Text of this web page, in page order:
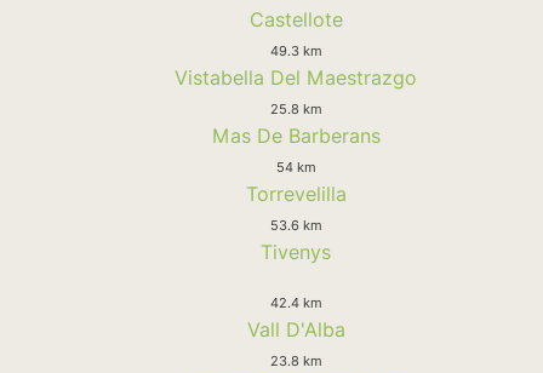
Castellote
49.3 km
Vistabella Del Maestrazgo
25.8 km
Mas De Barberans
54 km
Torrevelilla
53.6 km
Tivenys
42.4 km
Vall D'Alba
23.8 km